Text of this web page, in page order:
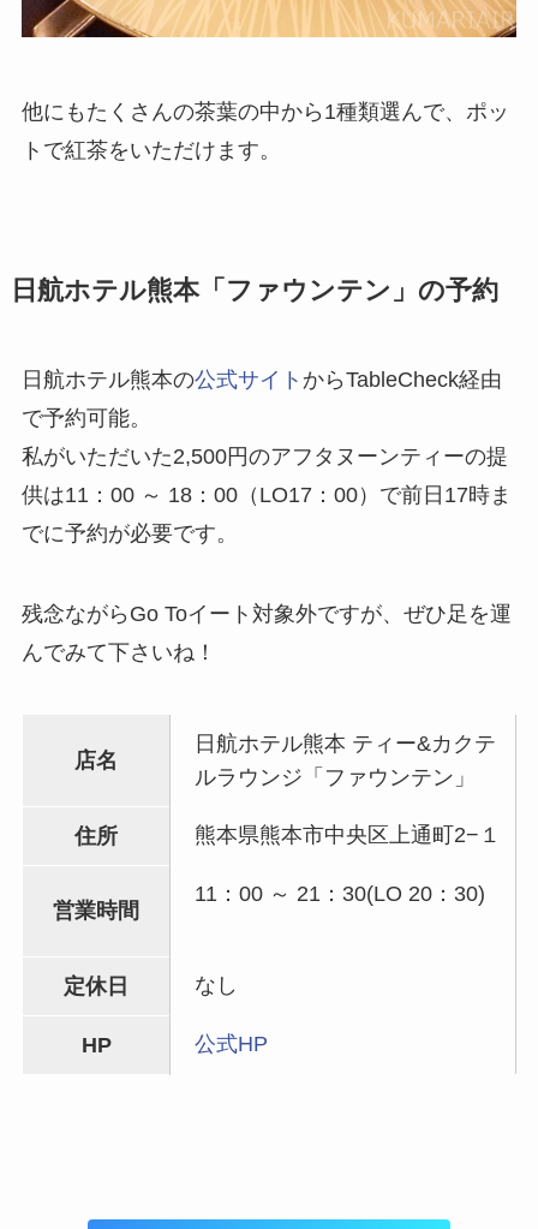
他にもたくさんの茶葉の中から1種類選んで、ポッ
トで紅茶をいただけます。
日航ホテル熊本「ファウンテン」の予約
日航ホテル熊本の公式サイト からTableCheck経由
で予約可能。
私がいただいた2,500円のアフタヌーンティーの提
供は11：00 ～ 18：00（LO17：00）で前日17時ま
でに予約が必要です。
残念ながらGo Toイート対象外ですが、ぜひ足を運
んでみて下さいね！
店名
日航ホテル熊本 ティー&カクテ
ルラウンジ「ファウンテン」
住所 熊本県熊本市中央区上通町2−１
営業時間
11：00 ～ 21：30(LO 20：30)
定休日 なし
HP 公式HP